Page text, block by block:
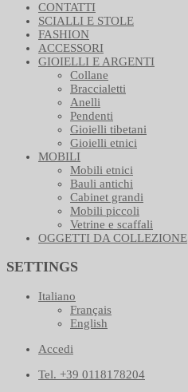
CONTATTI
SCIALLI E STOLE
FASHION
ACCESSORI
GIOIELLI E ARGENTI
Collane
Braccialetti
Anelli
Pendenti
Gioielli tibetani
Gioielli etnici
MOBILI
Mobili etnici
Bauli antichi
Cabinet grandi
Mobili piccoli
Vetrine e scaffali
OGGETTI DA COLLEZIONE
SETTINGS
Italiano
Français
English
Accedi
Tel. +39 0118178204